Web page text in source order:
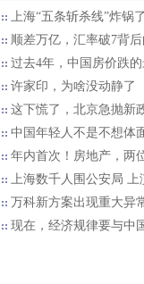
上海“五条斩杀线”炸锅
顺差万亿，汇率破7背
过去4年，中国房价跌
许家印，为啥没动静了
这下慌了，北京急抛新
中国年轻人不是不想体
年内首次！房地产，两
上海数千人围公安局 上
万科新方案出现重大异
现在，经济规律要与中